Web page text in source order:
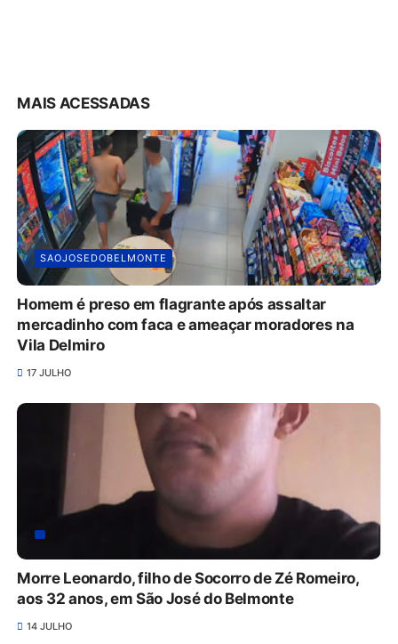
MAIS ACESSADAS
SAOJOSEDOBELMONTE
Homem é preso em flagrante após assaltar
mercadinho com faca e ameaçar moradores na
Vila Delmiro
17 JULHO
Morre Leonardo, filho de Socorro de Zé Romeiro,
aos 32 anos, em São José do Belmonte
14 JULHO